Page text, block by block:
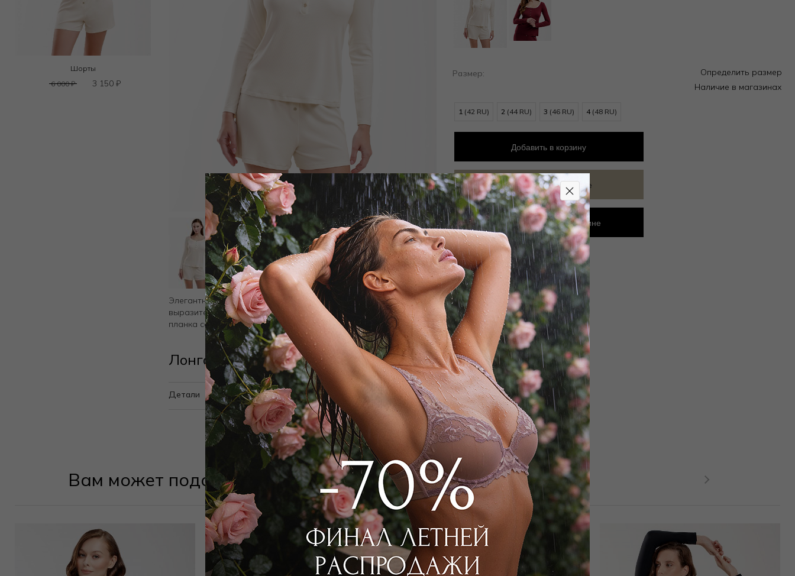
Шорты
6 000₽ 3 150 ₽
Элегантный лонгслив приталенного кроя из нежного модала с
выразительной текстурой рубчика. Вырез и декоративная
планка создают эффектную, но сдержанную эстетику
Лонгслив 3022F3427 Айвори
Детали
Размер:
Определить размер
Наличие в магазинах
1 (42 RU) 2 (44 RU) 3 (46 RU) 4 (48 RU)
Добавить в корзину
Добавить в избранное
Забронировать в магазине
Вам может подойти